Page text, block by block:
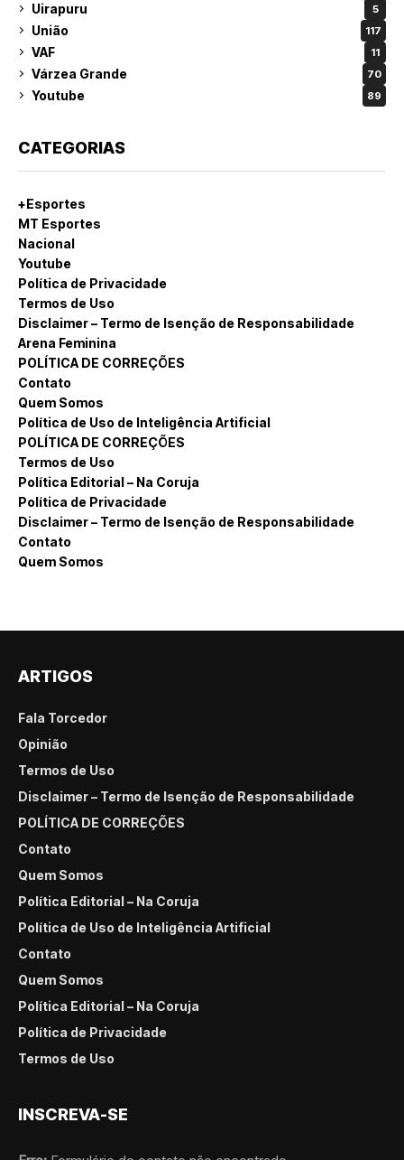
Uirapuru 5
União 117
VAF 11
Várzea Grande 70
Youtube 89
CATEGORIAS
+Esportes
MT Esportes
Nacional
Youtube
Política de Privacidade
Termos de Uso
Disclaimer – Termo de Isenção de Responsabilidade
Arena Feminina
POLÍTICA DE CORREÇÕES
Contato
Quem Somos
Política de Uso de Inteligência Artificial
POLÍTICA DE CORREÇÕES
Termos de Uso
Política Editorial – Na Coruja
Política de Privacidade
Disclaimer – Termo de Isenção de Responsabilidade
Contato
Quem Somos
ARTIGOS
Fala Torcedor
Opinião
Termos de Uso
Disclaimer – Termo de Isenção de Responsabilidade
POLÍTICA DE CORREÇÕES
Contato
Quem Somos
Política Editorial – Na Coruja
Política de Uso de Inteligência Artificial
Contato
Quem Somos
Política Editorial – Na Coruja
Política de Privacidade
Termos de Uso
INSCREVA-SE